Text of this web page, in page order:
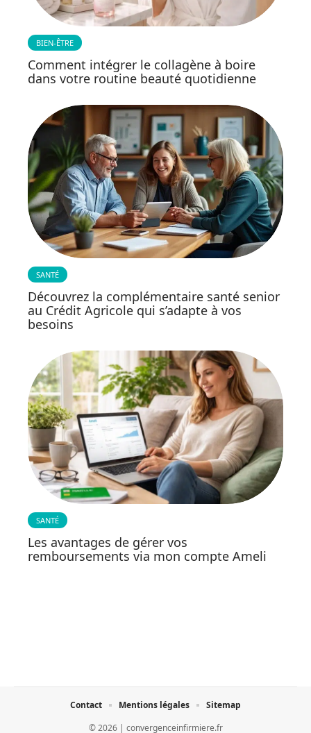
BIEN-ÊTRE
Comment intégrer le collagène à boire
dans votre routine beauté quotidienne
SANTÉ
Découvrez la complémentaire santé senior
au Crédit Agricole qui s’adapte à vos
besoins
SANTÉ
Les avantages de gérer vos
remboursements via mon compte Ameli
© 2026 | convergenceinfirmiere.fr
Contact Mentions légales Sitemap